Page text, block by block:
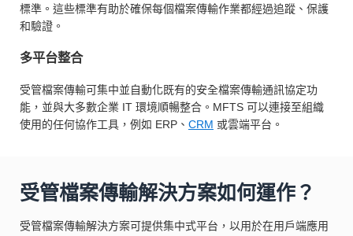
標準。這些標準有助於確保每個檔案傳輸作業都經過追蹤、保護
和驗證。
多平台整合
受管檔案傳輸可集中並自動化既有的安全檔案傳輸通訊協定功
能，並與大多數企業 IT 環境順暢整合。MFTS 可以連接至組織
使用的任何協作工具，例如 ERP、 CRM 或雲端平台。
受管檔案傳輸解決方案如何運作？
受管檔案傳輸解決方案可提供集中式平台，以用於在用戶端應用